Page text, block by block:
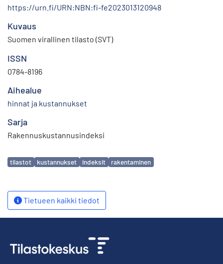
https://urn.fi/URN:NBN:fi-fe2023013120948
Kuvaus
Suomen virallinen tilasto (SVT)
ISSN
0784-8196
Aihealue
hinnat ja kustannukset
Sarja
Rakennuskustannusindeksi
Avainsanat
tilastot kustannukset indeksit rakentaminen
Tietueen kaikki tiedot